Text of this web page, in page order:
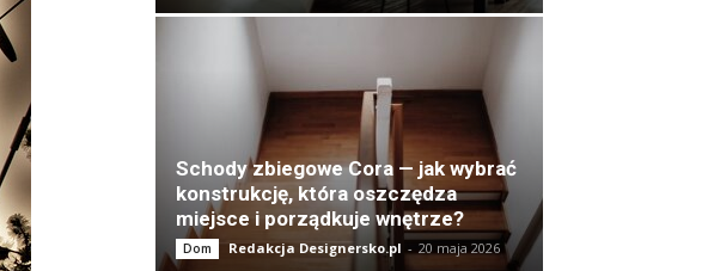
Schody zbiegowe Cora — jak wybrać
konstrukcję, która oszczędza
miejsce i porządkuje wnętrze?
Dom Redakcja Designersko.pl - 20 maja 2026